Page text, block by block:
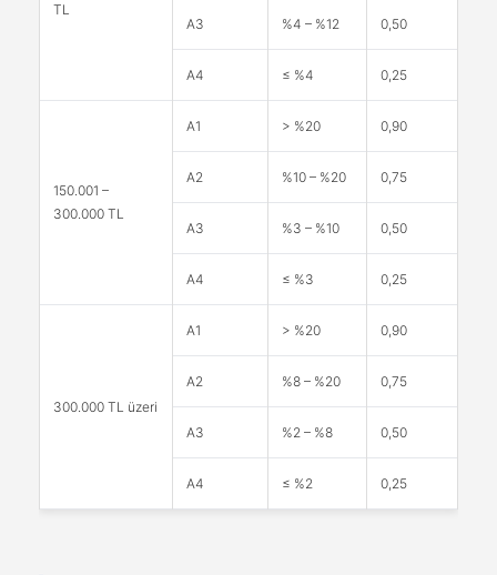
TL
A3
%4 – %12 0,50
A4 ≤ %4 0,25
150.001 –
300.000 TL
A1 > %20 0,90
A2 %10 – %20 0,75
A3 %3 – %10 0,50
A4 ≤ %3 0,25
300.000 TL üzeri
A1 > %20 0,90
A2 %8 – %20 0,75
A3 %2 – %8 0,50
A4 ≤ %2 0,25